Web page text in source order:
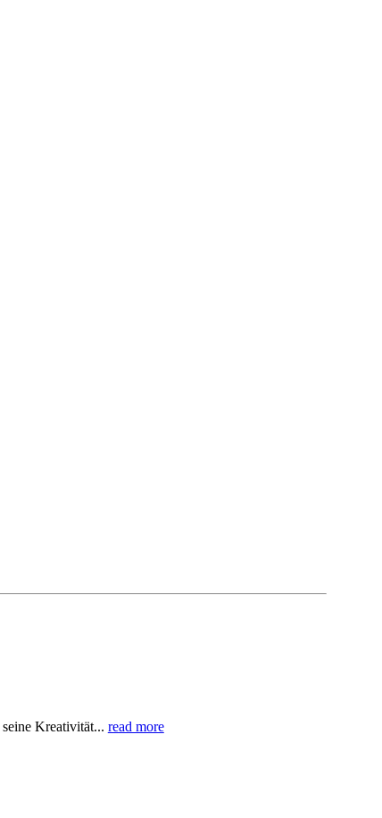
Kreativität... read more